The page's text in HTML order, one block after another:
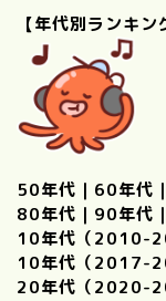
【年代別ランキン
50年代 ｜ 60年代 ｜
80年代 ｜ 90年代 ｜
10年代（2010-
10年代（2017-
20年代（2020-